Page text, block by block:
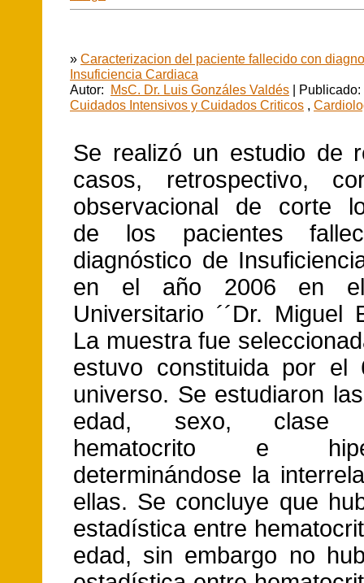
» Caracterizacion del paciente fallecido con
Insuficiencia Cardiaca
Autor: MsC. Dr. Luis Gonzáles Valdés |
Cuidados Intensivos y Cuidados Criticos ,
Se realizó un estudio de
casos, retrospectivo,
observacional de corte
de los pacientes
diagnóstico de
en el año 2006 en el
Universitario ´´Dr. Miguel
La muestra fue
estuvo constituida por el
universo. Se estudiaron
edad, sexo, clase
hematocrito e
determinándose la
ellas. Se concluye que
estadística entre
edad, sin embargo no